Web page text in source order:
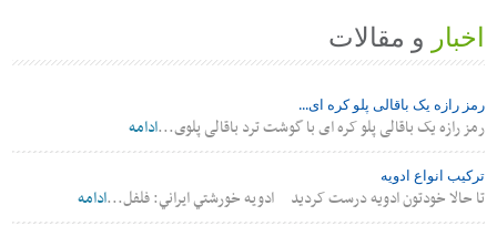
اخبار و مقالات
رمز رازه یک باقالی پلو کره ای...
رمز رازه یک باقالی پلو کره ای با گوشت ترد باقالی پلوی...ادامه
ترکیب انواع ادویه
تا حالا خودتون ادویه درست کردید ادويه خورشتي ايراني: فلفل...ادامه